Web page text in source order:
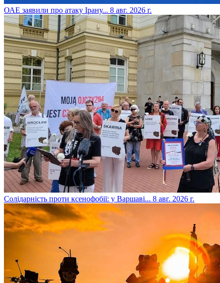
​ОАЕ заявили про атаку Ірану... 8 авг. 2026 г.
​Солідарність проти ксенофобії: у Варшаві... 8 авг. 2026 г.